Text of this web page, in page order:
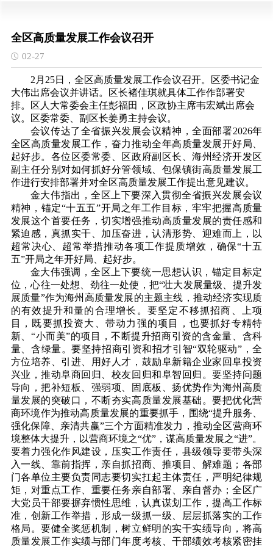
全区高质量发展工作会议召开
02-27
2月25日，全区高质量发展工作会议召开。区委书记金
大伟出席会议并讲话。区长褚佳琪就具体工作作部署安
排。区人大常委会主任彭福田，区政协主席韦宏斌出席会
议。区委常委、副区长姜勇主持会议。
会议传达了全省振兴发展会议精神，全面部署2026年
全区高质量发展工作，奋力推动全年高质量发展开好局、
起好步。各位区委常委、区政府副区长、海州经济开发区
副主任分别对如何抓好分管领域、包保镇街高质量发展工
作进行安排部署并对全区高质量发展工作提出意见建议。
金大伟指出，全区上下要深入贯彻全省振兴发展会议
精神，锚定“十五五”开局之年工作目标，牢牢把握高质量
发展这个首要任务，切实增强推动高质量发展的责任感和
紧迫感，真抓实干、加压奋进，认清形势、迎难而上，以
超常决心、超常举措推动各项工作提质增效，确保“十五
五”开局之年开好局、起好步。
金大伟强调，全区上下要统一思想认识，锚定目标定
位，心往一处想、劲往一处使，把“壮大发展量级、提升发
展质量”作为海州高质量发展的主题主线，推动经济实现质
的有效提升和量的合理增长。要坚定不移抓招商、上项
目，既要抓投资大、带动力强的项目，也要抓好专精特
新、“小而美”的项目，不断提升招商引资的含金量、含科
量、含绿量。要坚持招商引资和招才引智“双轮驱动”，全
方位培养、引进、用好人才，鼓励阜新籍企业家回阜投资
兴业，推动阜商回归、校友回归和阜智回归。要坚持问题
导向，把补短板、强弱项、固底板、扬优势作为海州高质
量发展的突破口，不断夯实高质量发展基础。要把优化营
商环境作为推动高质量发展的重要抓手，围绕“提升服务、
强化保障、亲清共赢”三个方面精准发力，推动全区营商环
境整体大提升，以营商环境之“优”，谋高质量发展之“进”。
要着力强化作风建设，压实工作责任，县级领导要带头深
入一线、靠前指挥，亲自抓招商、推项目、解难题；各部
门各单位主要负责同志要切实扛起主体责任，严明纪律规
矩，对重点工作、重要任务亲自部署、亲自督办；全区广
大党员干部要摒弃惯性思维，认真谋划工作，提高工作标
准，创新工作举措，形成一级抓一级、层层抓落实的工作
格局。要健全奖惩机制，树立鲜明的实干实绩导向，将高
质量发展工作实绩与部门年度考核、干部绩效考核紧密挂